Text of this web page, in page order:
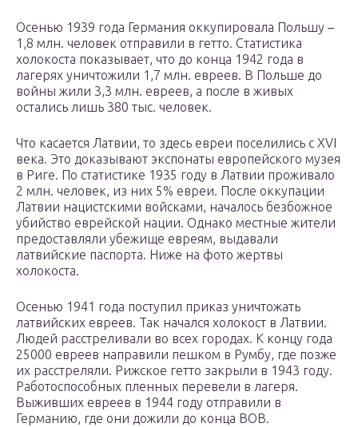
Осенью 1939 года Германия оккупировала Польшу –
1,8 млн. человек отправили в гетто. Статистика
холокоста показывает, что до конца 1942 года в
лагерях уничтожили 1,7 млн. евреев. В Польше до
войны жили 3,3 млн. евреев, а после в живых
остались лишь 380 тыс. человек.
Что касается Латвии, то здесь евреи поселились с XVI
века. Это доказывают экспонаты европейского музея
в Риге. По статистике 1935 году в Латвии проживало
2 млн. человек, из них 5% евреи. После оккупации
Латвии нацистскими войсками, началось безбожное
убийство еврейской нации. Однако местные жители
предоставляли убежище евреям, выдавали
латвийские паспорта. Ниже на фото жертвы
холокоста.
Осенью 1941 года поступил приказ уничтожать
латвийских евреев. Так начался холокост в Латвии.
Людей расстреливали во всех городах. К концу года
25000 евреев направили пешком в Румбу, где позже
их расстреляли. Рижское гетто закрыли в 1943 году.
Работоспособных пленных перевели в лагеря.
Выживших евреев в 1944 году отправили в
Германию, где они дожили до конца ВОВ.